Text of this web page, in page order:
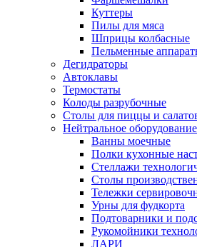
Куттеры
Пилы для мяса
Шприцы колбасные
Пельменные
Дегидраторы
Автоклавы
Термостаты
Колоды разрубочные
Столы для пиццы и
Нейтральное оборудование
Ванны моечные
Полки кухонные
Стеллажи
Столы
Тележки
Урны для фудкорта
Подтоварники и
Рукомойники
ЛАРИ